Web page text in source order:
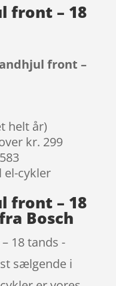
front – 18
front –
helt år)
kr. 299
el-cykler
front – 18
Bosch
18 tands -
sælgende i